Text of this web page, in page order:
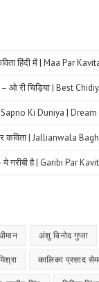
हिंदी में | Maa Par
– ओ री चिड़िया | Best
Sapno Ki Duniya |
कविता | Jallianwala
ये गरीबी है | Garibi Par
अंशु विनोद गुप्ता
कालिका प्रसाद